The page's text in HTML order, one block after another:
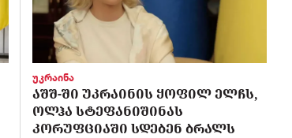
უკრაინა
ᲐᲨᲨ-ᲨᲘ ᲣᲙᲠᲐᲘᲜᲘᲡ ᲧᲝᲤᲘᲚ ᲔᲚᲩᲡ,
ᲝᲚᲰᲐ ᲡᲢᲔᲤᲐᲜᲘᲨᲘᲜᲐᲡ
ᲙᲝᲠᲣᲤᲪᲘᲐᲨᲘ ᲡᲓᲔᲑᲔᲜ ᲑᲠᲐᲚᲡ